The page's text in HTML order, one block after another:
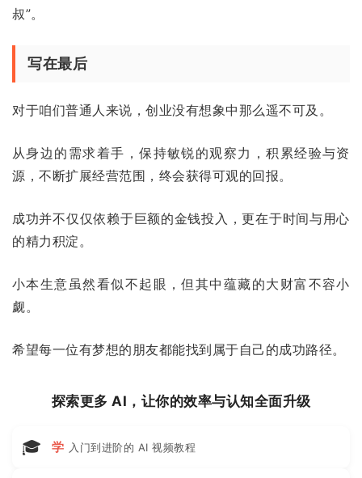
叔”。
写在最后
对于咱们普通人来说，创业没有想象中那么遥不可及。
从身边的需求着手，保持敏锐的观察力，积累经验与资
源，不断扩展经营范围，终会获得可观的回报。
成功并不仅仅依赖于巨额的金钱投入，更在于时间与用心
的精力积淀。
小本生意虽然看似不起眼，但其中蕴藏的大财富不容小
觑。
希望每一位有梦想的朋友都能找到属于自己的成功路径。
探索更多 AI，让你的效率与认知全面升级
🎓 学 入门到进阶的 AI 视频教程